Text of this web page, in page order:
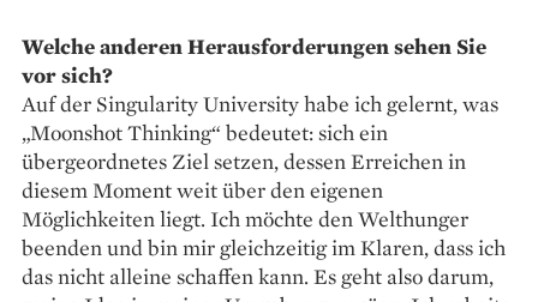
Welche anderen Herausforderungen sehen Sie
vor sich?
Auf der Singularity University habe ich gelernt, was
„Moonshot Thinking“ bedeutet: sich ein
übergeordnetes Ziel setzen, dessen Erreichen in
diesem Moment weit über den eigenen
Möglichkeiten liegt. Ich möchte den Welthunger
beenden und bin mir gleichzeitig im Klaren, dass ich
das nicht alleine schaffen kann. Es geht also darum,